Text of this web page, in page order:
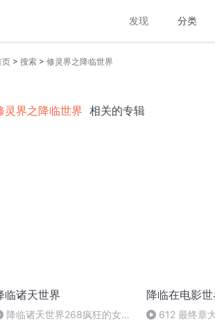
发现 分类
页 > 搜索 > 修灵界之降临世界
灵界之降临世界 相关的专辑
临诸天世界
降临诸天世界268疯狂的女王
降临在电影世
612 最终章